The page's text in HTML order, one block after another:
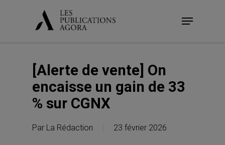
Menu
[Alerte de vente] On
encaisse un gain de 33
% sur CGNX
Par La Rédaction 23 février 2026